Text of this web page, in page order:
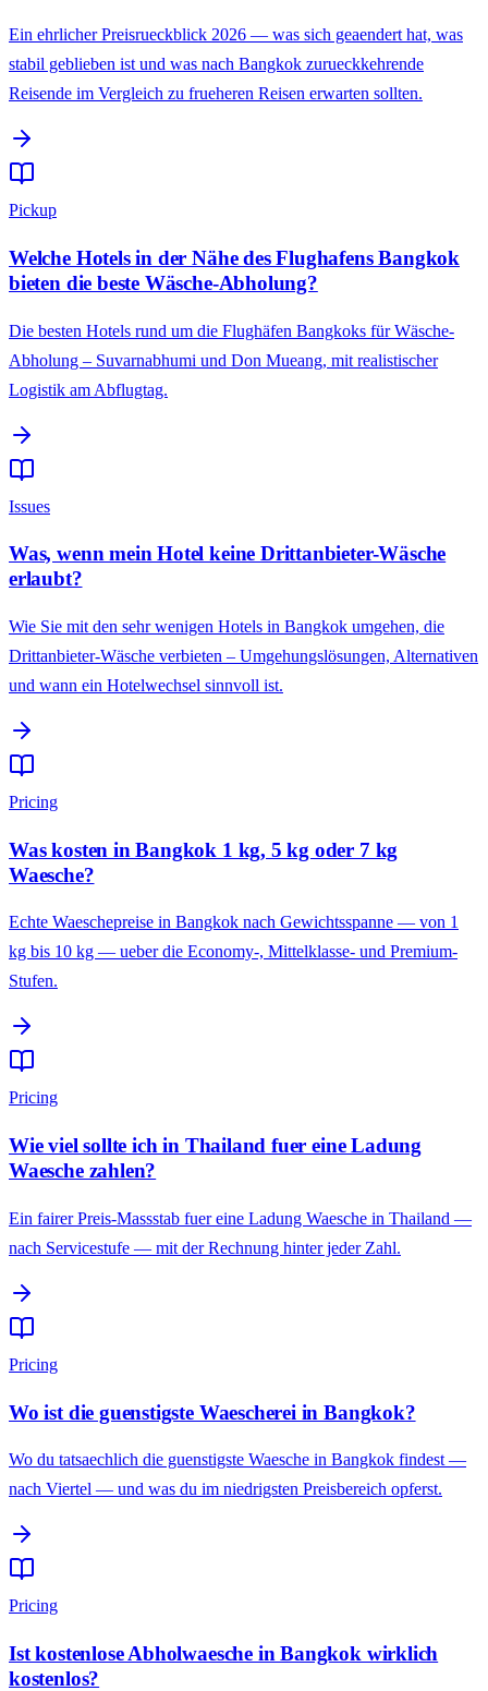
Ein ehrlicher Preisrueckblick 2026 — was sich geaendert hat, was
stabil geblieben ist und was nach Bangkok zurueckkehrende
Reisende im Vergleich zu frueheren Reisen erwarten sollten.
Pickup
Welche Hotels in der Nähe des Flughafens Bangkok
bieten die beste Wäsche-Abholung?
Die besten Hotels rund um die Flughäfen Bangkoks für Wäsche-
Abholung – Suvarnabhumi und Don Mueang, mit realistischer
Logistik am Abflugtag.
Issues
Was, wenn mein Hotel keine Drittanbieter-Wäsche
erlaubt?
Wie Sie mit den sehr wenigen Hotels in Bangkok umgehen, die
Drittanbieter-Wäsche verbieten – Umgehungslösungen, Alternativen
und wann ein Hotelwechsel sinnvoll ist.
Pricing
Was kosten in Bangkok 1 kg, 5 kg oder 7 kg
Waesche?
Echte Waeschepreise in Bangkok nach Gewichtsspanne — von 1
kg bis 10 kg — ueber die Economy-, Mittelklasse- und Premium-
Stufen.
Pricing
Wie viel sollte ich in Thailand fuer eine Ladung
Waesche zahlen?
Ein fairer Preis-Massstab fuer eine Ladung Waesche in Thailand —
nach Servicestufe — mit der Rechnung hinter jeder Zahl.
Pricing
Wo ist die guenstigste Waescherei in Bangkok?
Wo du tatsaechlich die guenstigste Waesche in Bangkok findest —
nach Viertel — und was du im niedrigsten Preisbereich opferst.
Pricing
Ist kostenlose Abholwaesche in Bangkok wirklich
kostenlos?